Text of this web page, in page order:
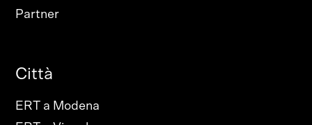
Partner
Città
ERT a Modena